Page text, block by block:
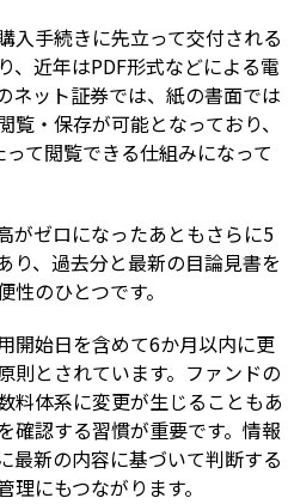
入手続きに先立って交付される
、近年はPDF形式などによる電
ネット証券では、紙の書面では
・保存が可能となっており、
て閲覧できる仕組みになって
がゼロになったあともさらに5
り、過去分と最新の目論見書を
のひとつです。
開始日を含めて6か月以内に更
則とされています。ファンドの
料体系に変更が生じることもあ
確認する習慣が重要です。情報
最新の内容に基づいて判断する
にもつながります。